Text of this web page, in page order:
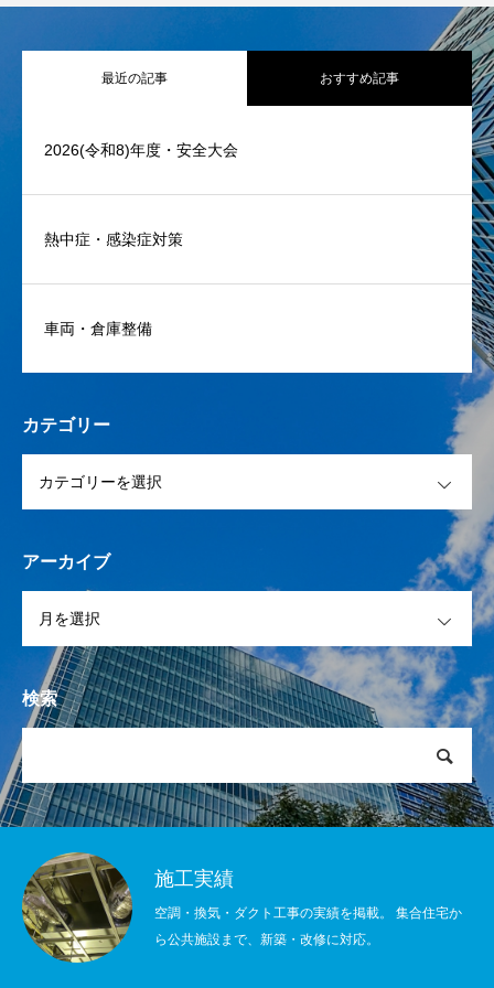
最近の記事 おすすめ記事
2026(令和8)年度・安全大会
熱中症・感染症対策
車両・倉庫整備
カテゴリー
アーカイブ
検索
施工実績
空調・換気・ダクト工事の実績を掲載。 集合住宅か
ら公共施設まで、新築・改修に対応。